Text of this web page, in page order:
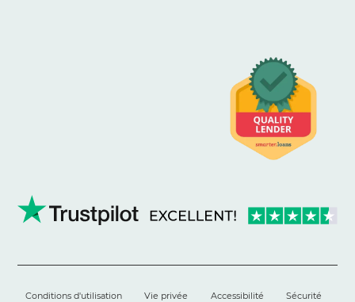
Conditions d'utilisation Vie privée Accessibilité Sécurité